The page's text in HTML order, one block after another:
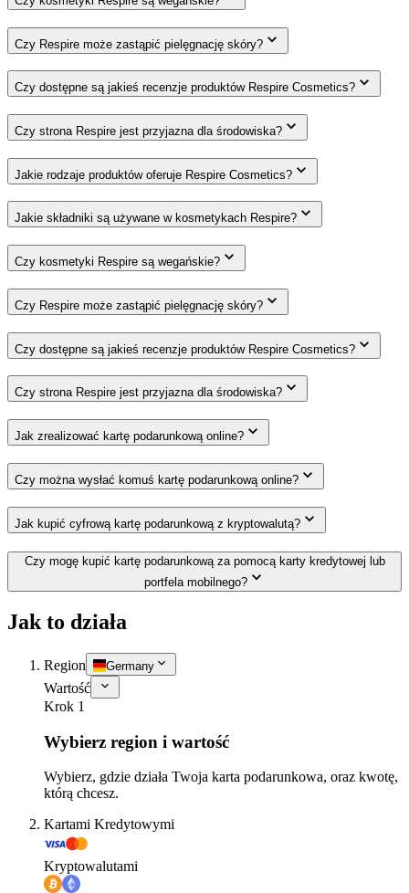
Czy Respire może zastąpić pielęgnację skóry?
Czy dostępne są jakieś recenzje produktów Respire Cosmetics?
Czy strona Respire jest przyjazna dla środowiska?
Jakie rodzaje produktów oferuje Respire Cosmetics?
Jakie składniki są używane w kosmetykach Respire?
Czy kosmetyki Respire są wegańskie?
Czy Respire może zastąpić pielęgnację skóry?
Czy dostępne są jakieś recenzje produktów Respire Cosmetics?
Czy strona Respire jest przyjazna dla środowiska?
Jak zrealizować kartę podarunkową online?
Czy można wysłać komuś kartę podarunkową online?
Jak kupić cyfrową kartę podarunkową z kryptowalutą?
Czy mogę kupić kartę podarunkową za pomocą karty kredytowej lub
portfela mobilnego?
Jak to działa
Region Germany
Wartość
Krok 1
Wybierz region i wartość
Wybierz, gdzie działa Twoja karta podarunkowa, oraz kwotę,
którą chcesz.
Kartami Kredytowymi
Kryptowalutami